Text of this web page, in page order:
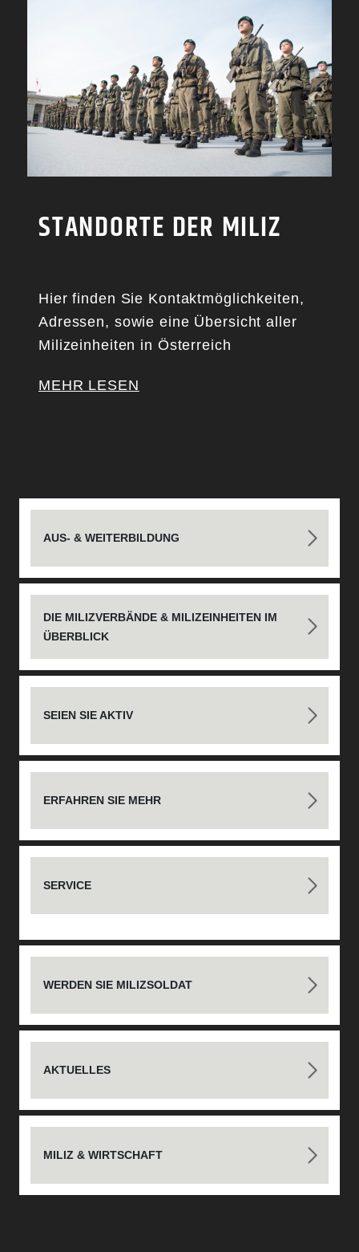
STANDORTE DER MILIZ
Hier finden Sie Kontaktmöglichkeiten,
Adressen, sowie eine Übersicht aller
Milizeinheiten in Österreich
MEHR LESEN
AUS- & WEITERBILDUNG
DIE MILIZVERBÄNDE & MILIZEINHEITEN IM
ÜBERBLICK
SEIEN SIE AKTIV
ERFAHREN SIE MEHR
SERVICE
WERDEN SIE MILIZSOLDAT
AKTUELLES
MILIZ & WIRTSCHAFT